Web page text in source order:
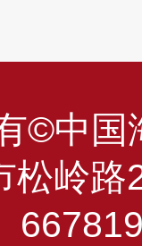
©中国
松岭